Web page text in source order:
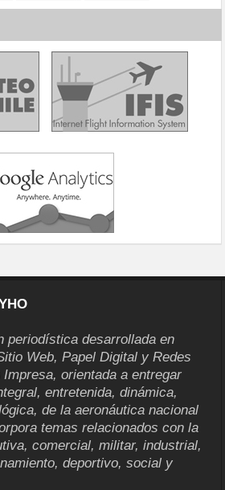
periodística desarrollada en
Web, Papel Digital y Redes
orientada a entregar
entretenida, dinámica,
de la aeronáutica nacional
temas relacionados con la
comercial, militar, industrial,
deportivo, social y